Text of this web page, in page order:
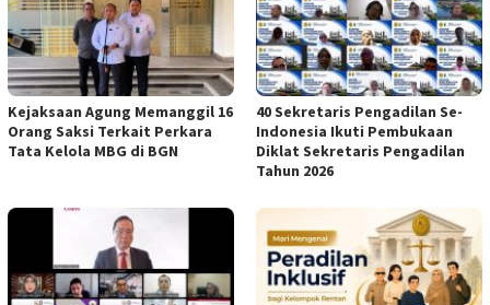
Kejaksaan Agung Memanggil 16
Orang Saksi Terkait Perkara
Tata Kelola MBG di BGN
‎40 Sekretaris Pengadilan Se-
Indonesia Ikuti Pembukaan
Diklat Sekretaris Pengadilan
Tahun 2026 ‎